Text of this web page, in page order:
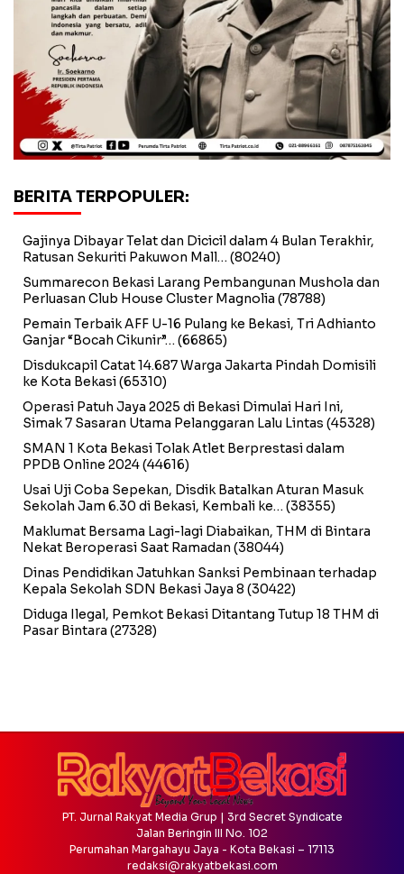
BERITA TERPOPULER:
Gajinya Dibayar Telat dan Dicicil dalam 4 Bulan Terakhir,
Ratusan Sekuriti Pakuwon Mall… (80240)
Summarecon Bekasi Larang Pembangunan Mushola dan
Perluasan Club House Cluster Magnolia (78788)
Pemain Terbaik AFF U-16 Pulang ke Bekasi, Tri Adhianto
Ganjar “Bocah Cikunir”… (66865)
Disdukcapil Catat 14.687 Warga Jakarta Pindah Domisili
ke Kota Bekasi(65310)
Operasi Patuh Jaya 2025 di Bekasi Dimulai Hari Ini,
Simak 7 Sasaran Utama Pelanggaran Lalu Lintas (45328)
SMAN 1 Kota Bekasi Tolak Atlet Berprestasi dalam
PPDB Online 2024(44616)
Usai Uji Coba Sepekan, Disdik Batalkan Aturan Masuk
Sekolah Jam 6.30 di Bekasi, Kembali ke… (38355)
Maklumat Bersama Lagi-lagi Diabaikan, THM di Bintara
Nekat Beroperasi Saat Ramadan (38044)
Dinas Pendidikan Jatuhkan Sanksi Pembinaan terhadap
Kepala Sekolah SDN Bekasi Jaya 8 (30422)
Diduga Ilegal, Pemkot Bekasi Ditantang Tutup 18 THM di
Pasar Bintara (27328)
PT. Jurnal Rakyat Media Grup | 3rd Secret Syndicate
Jalan Beringin III No. 102
Perumahan Margahayu Jaya - Kota Bekasi – 17113
redaksi@rakyatbekasi.com